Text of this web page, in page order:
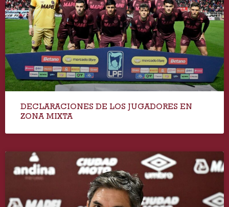
DECLARACIONES DE LOS JUGADORES EN
ZONA MIXTA